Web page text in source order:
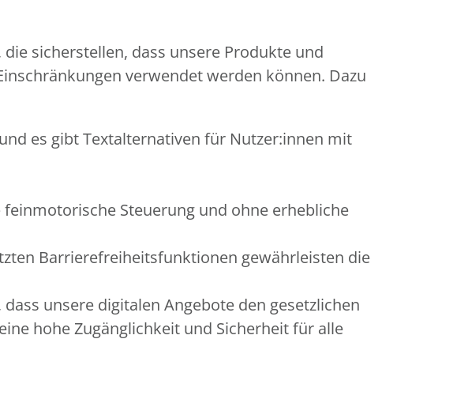
sicherstellen, dass unsere Produkte und
verwendet werden können. Dazu
es gibt Textalternativen für Nutzer:innen mit
Steuerung und ohne erhebliche
Barrierefreiheitsfunktionen gewährleisten die
unsere digitalen Angebote den gesetzlichen
hohe Zugänglichkeit und Sicherheit für alle